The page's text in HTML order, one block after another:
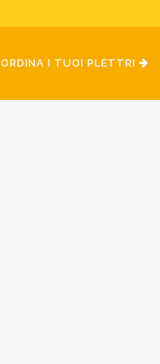
ORDINA I TUOI PLETTRI